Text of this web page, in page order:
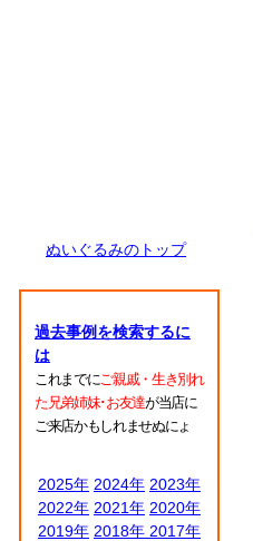
ぬいぐるみのトップ
過去事例を検索するに
は
これまでにご親戚・生き別れ
た兄弟姉妹･お友達が当店に
ご来店かもしれませぬにょ
2025年 2024年 2023年
2022年 2021年 2020年
2019年 2018年 2017年